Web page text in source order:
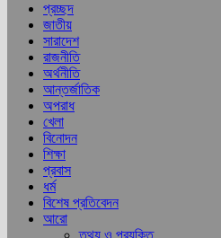
প্রচ্ছদ
জাতীয়
সারাদেশ
রাজনীতি
অর্থনীতি
আন্তর্জাতিক
অপরাধ
খেলা
বিনোদন
শিক্ষা
প্রবাস
ধর্ম
বিশেষ প্রতিবেদন
আরো
তথ্য ও প্রযুক্তি